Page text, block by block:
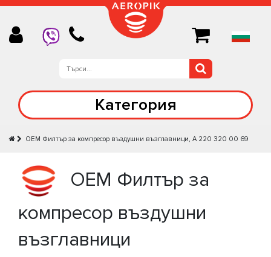
Категория
OEM Филтър за компресор въздушни възглавници, A 220 320 00 69
OEM Филтър за
компресор въздушни
възглавници